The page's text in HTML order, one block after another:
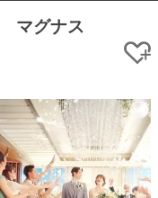
マグナス